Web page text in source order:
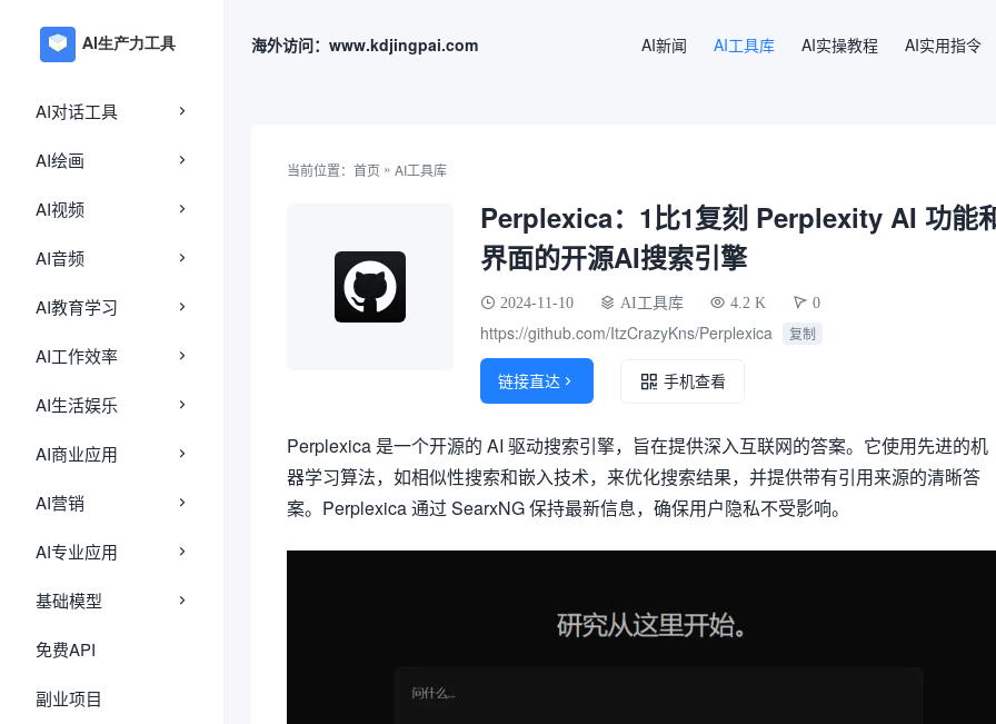
AI对话工具
AI绘画
AI视频
AI音频
AI教育学习
AI工作效率
AI生活娱乐
AI商业应用
AI营销
AI专业应用
基础模型
免费API
副业项目
海外访问：www.kdjingpai.com AI新闻 AI工具库 AI实操教程 AI实用指令
当前位置： 首页 » AI工具库
Perplexica：1比1复刻 Perplexity AI 功能
界面的开源AI搜索引擎
2024-11-10 AI工具库 4.2 K 0
https://github.com/ItzCrazyKns/Perplexica 复制
链接直达  手机查看
Perplexica 是一个开源的 AI 驱动搜索引擎，旨在提供深入互联网的答案。它使用先进的机
器学习算法，如相似性搜索和嵌入技术，来优化搜索结果，并提供带有引用来源的清晰答
案。Perplexica 通过 SearxNG 保持最新信息，确保用户隐私不受影响。